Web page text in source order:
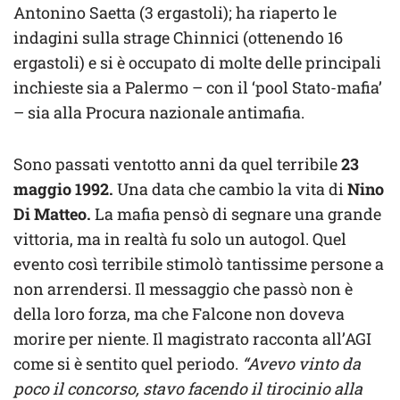
Antonino Saetta (3 ergastoli); ha riaperto le
indagini sulla strage Chinnici (ottenendo 16
ergastoli) e si è occupato di molte delle principali
inchieste sia a Palermo – con il ‘pool Stato-mafia’
– sia alla Procura nazionale antimafia.
Sono passati ventotto anni da quel terribile23
maggio 1992. Una data che cambio la vita di Nino
Di Matteo. La mafia pensò di segnare una grande
vittoria, ma in realtà fu solo un autogol. Quel
evento così terribile stimolò tantissime persone a
non arrendersi. Il messaggio che passò non è
della loro forza, ma che Falcone non doveva
morire per niente. Il magistrato racconta all’AGI
come si è sentito quel periodo. “Avevo vinto da
poco il concorso, stavo facendo il tirocinio alla